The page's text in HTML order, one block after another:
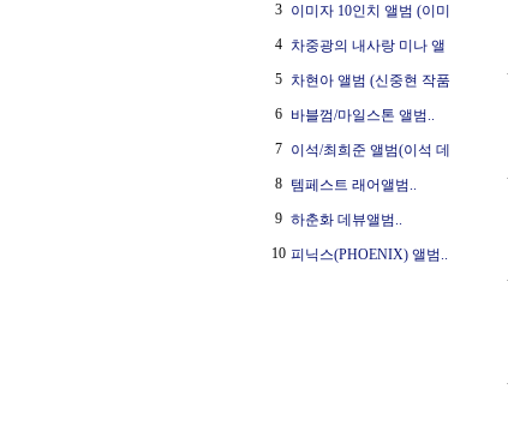
3 이미자 10인치 앨범 (이미
4 차중광의 내사랑 미나 앨
5 차현아 앨범 (신중현 작품
6 바블껌/마일스톤 앨범..
7 이석/최희준 앨범(이석 데
8 템페스트 래어앨범..
9 하춘화 데뷰앨범..
10 피닉스(PHOENIX) 앨범..